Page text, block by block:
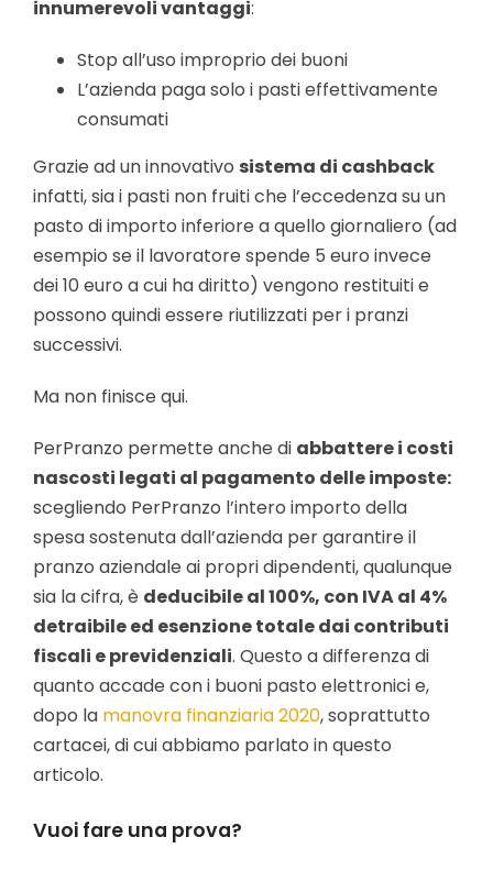
innumerevoli vantaggi:
Stop all’uso improprio dei buoni
L’azienda paga solo i pasti effettivamente
consumati
Grazie ad un innovativo sistema di cashback
infatti, sia i pasti non fruiti che l’eccedenza su un
pasto di importo inferiore a quello giornaliero (ad
esempio se il lavoratore spende 5 euro invece
dei 10 euro a cui ha diritto) vengono restituiti e
possono quindi essere riutilizzati per i pranzi
successivi.
Ma non finisce qui.
PerPranzo permette anche di abbattere i costi
nascosti legati al pagamento delle imposte:
scegliendo PerPranzo l’intero importo della
spesa sostenuta dall’azienda per garantire il
pranzo aziendale ai propri dipendenti, qualunque
sia la cifra, è deducibile al 100%, con IVA al 4%
detraibile ed esenzione totale dai contributi
fiscali e previdenziali. Questo a differenza di
quanto accade con i buoni pasto elettronici e,
dopo la manovra finanziaria 2020, soprattutto
cartacei, di cui abbiamo parlato in questo
articolo.
Vuoi fare una prova?